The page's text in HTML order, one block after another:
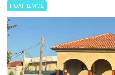
ΠΟΛΙΤΙΣΜΟΣ